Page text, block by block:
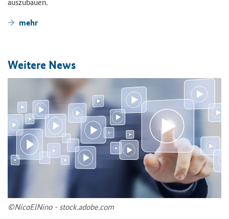
mehr
Wei­te­re News
©Ni­co­ElNi­no - stock.adobe.com